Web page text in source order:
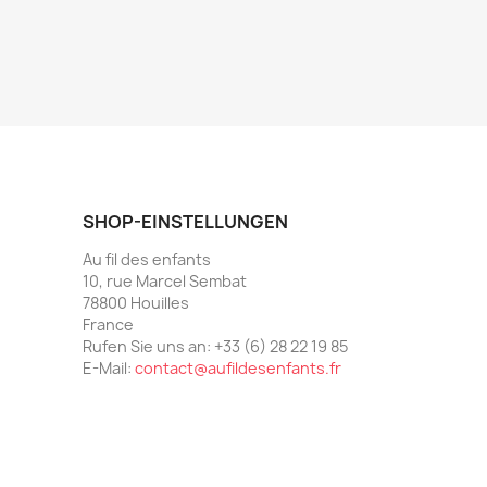
SHOP-EINSTELLUNGEN
Au fil des enfants
10, rue Marcel Sembat
78800 Houilles
France
Rufen Sie uns an: +33 (6) 28 22 19 85
E-Mail: contact@aufildesenfants.fr